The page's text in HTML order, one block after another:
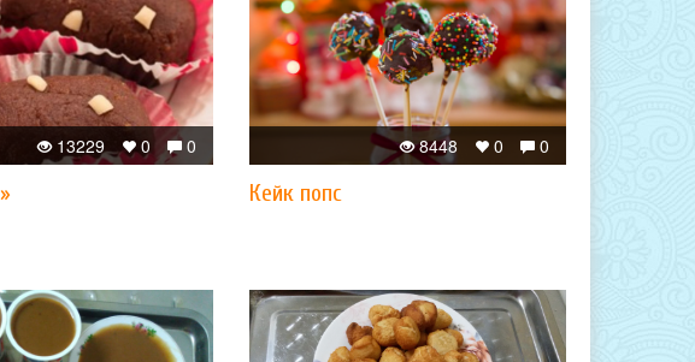
0
0
13229 0
0
8448
Кейк попс